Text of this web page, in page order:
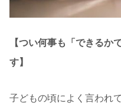
【つい何事も「できるか
す】
子どもの頃によく言われ